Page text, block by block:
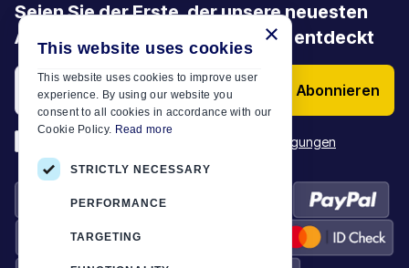
Seien Sie der Erste, der unsere neuesten
Angebote, Aktionen und Artikel entdeckt
Abonnieren
Allgemeinen Geschäftsbedingungen
×
This website uses cookies
This website uses cookies to improve user
experience. By using our website you
consent to all cookies in accordance with our
Cookie Policy. Read more
STRICTLY NECESSARY
PERFORMANCE
TARGETING